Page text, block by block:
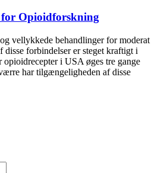
for Opioidforskning
vellykkede behandlinger for moderat
forbindelser er steget kraftigt i
opioidrecepter i USA øges tre gange
har tilgængeligheden af disse